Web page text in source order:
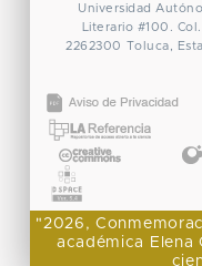
Universidad
Literario #100.
2262300
Toluca,
"2026,
académica Elena